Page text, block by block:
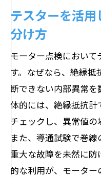
モーター定
現
モーター異
管理
効率的な点
ト
現場運用に
え方
テスターを活
分け方
モーター点検におい
す。なぜなら、絶縁
断できない内部異常
体的には、絶縁抵抗計
チェックし、異常値の
また、導通試験で巻線
重大な故障を未然に
的な利用が、モーター